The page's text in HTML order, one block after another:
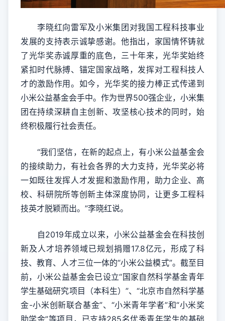
李晓红向雷军及小米集团对我国工程科技事业
发展的支持表示诚挚感谢。他指出，家国情怀铸就
了光华奖赤诚厚重的底色，三十年来，光华奖始终
紧扣时代脉搏、锚定国家战略，发挥对工程科技人
才的激励作用。如今，光华奖的接力棒正式传递到
小米公益基金会手中。作为世界500强企业，小米集
团在持续深耕自主创新、攻坚核心技术的同时，始
终积极履行社会责任。
“我们坚信，在新的起点上，有小米公益基金会
的接续助力，有社会各界的大力支持，光华奖必将
一如既往发挥人才发掘和激励作用，助力企业、高
校、科研院所等创新主体深度协同，让更多工程科
技英才脱颖而出。”李晓红说。
自2019年成立以来，小米公益基金会在科技创
新及人才培养领域已规划捐赠17.8亿元，形成了科
技、教育、人才三位一体的“小米公益模式”。截至目
前，小米公益基金会已设立“国家自然科学基金青年
学生基础研究项目（本科生）”、“北京市自然科学基
金-小米创新联合基金”、“小米青年学者”和“小米奖
助学金”等项目，已支持285名优秀青年学生的基础